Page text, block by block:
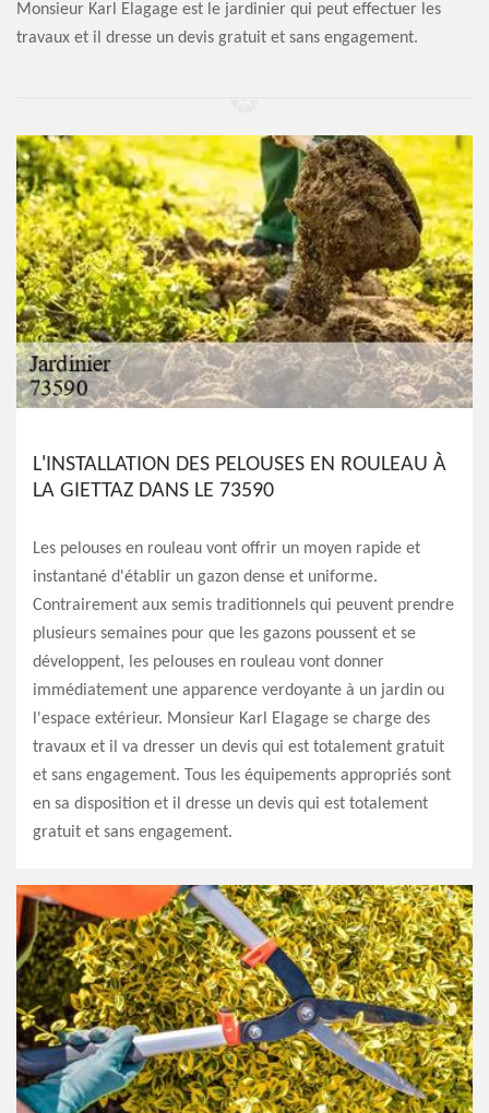
Monsieur Karl Elagage est le jardinier qui peut effectuer les
travaux et il dresse un devis gratuit et sans engagement.
L'INSTALLATION DES PELOUSES EN ROULEAU À
LA GIETTAZ DANS LE 73590
Les pelouses en rouleau vont offrir un moyen rapide et
instantané d'établir un gazon dense et uniforme.
Contrairement aux semis traditionnels qui peuvent prendre
plusieurs semaines pour que les gazons poussent et se
développent, les pelouses en rouleau vont donner
immédiatement une apparence verdoyante à un jardin ou
l'espace extérieur. Monsieur Karl Elagage se charge des
travaux et il va dresser un devis qui est totalement gratuit
et sans engagement. Tous les équipements appropriés sont
en sa disposition et il dresse un devis qui est totalement
gratuit et sans engagement.